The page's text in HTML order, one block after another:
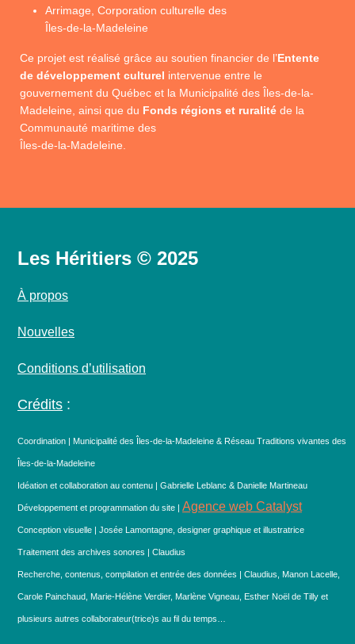
Arrimage, Corporation culturelle des
Îles-de-la-Madeleine
Ce projet est réalisé grâce au soutien financier de l’Entente
de développement culturel intervenue entre le
gouvernement du Québec et la Municipalité des Îles-de-la-
Madeleine, ainsi que du Fonds régions et ruralité de la
Communauté maritime des
Îles-de-la-Madeleine.
Les Héritiers © 2025
À propos
Nouvelles
Conditions d’utilisation
Crédits :
Coordination | Municipalité des Îles-de-la-Madeleine & Réseau Traditions vivantes des
Îles-de-la-Madeleine
Idéation et collaboration au contenu | Gabrielle Leblanc & Danielle Martineau
Développement et programmation du site | Agence web Catalyst
Conception visuelle | Josée Lamontagne, designer graphique et illustratrice
Traitement des archives sonores | Claudius
Recherche, contenus, compilation et entrée des données | Claudius, Manon Lacelle,
Carole Painchaud, Marie-Hélène Verdier, Marlène Vigneau, Esther Noël de Tilly et
plusieurs autres collaborateur(trice)s au fil du temps…